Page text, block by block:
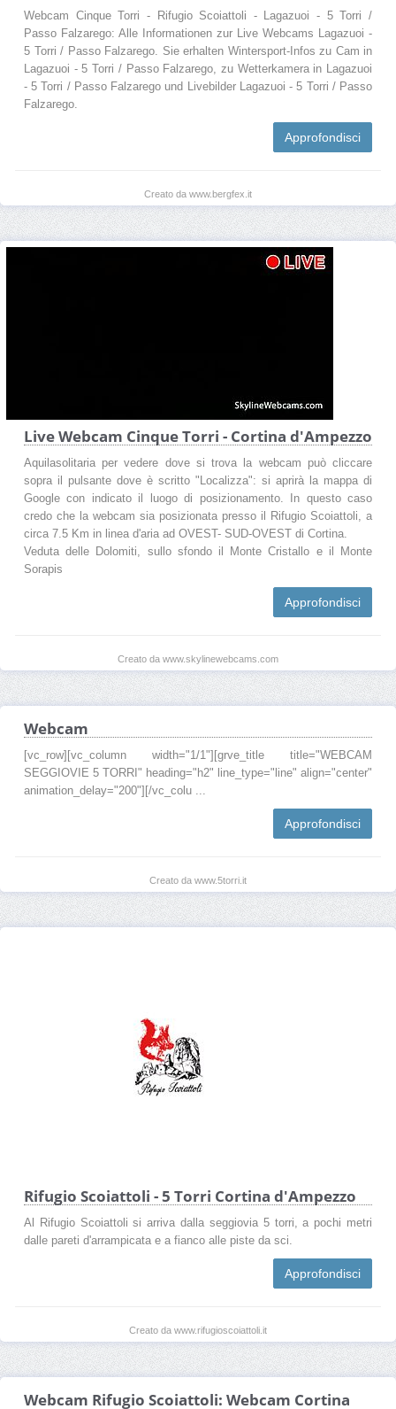
Webcam Cinque Torri - Rifugio Scoiattoli - Lagazuoi - 5 Torri /
Passo Falzarego: Alle Informationen zur Live Webcams Lagazuoi -
5 Torri / Passo Falzarego. Sie erhalten Wintersport-Infos zu Cam in
Lagazuoi - 5 Torri / Passo Falzarego, zu Wetterkamera in Lagazuoi
- 5 Torri / Passo Falzarego und Livebilder Lagazuoi - 5 Torri / Passo
Falzarego.
Approfondisci
Creato da www.bergfex.it
Live Webcam Cinque Torri - Cortina d'Ampezzo
Aquilasolitaria per vedere dove si trova la webcam può cliccare
sopra il pulsante dove è scritto "Localizza": si aprirà la mappa di
Google con indicato il luogo di posizionamento. In questo caso
credo che la webcam sia posizionata presso il Rifugio Scoiattoli, a
circa 7.5 Km in linea d'aria ad OVEST- SUD-OVEST di Cortina.
Veduta delle Dolomiti, sullo sfondo il Monte Cristallo e il Monte
Sorapis
Approfondisci
Creato da www.skylinewebcams.com
Webcam
[vc_row][vc_column width="1/1"][grve_title title="WEBCAM
SEGGIOVIE 5 TORRI" heading="h2" line_type="line" align="center"
animation_delay="200"][/vc_colu ...
Approfondisci
Creato da www.5torri.it
Rifugio Scoiattoli - 5 Torri Cortina d'Ampezzo
Al Rifugio Scoiattoli si arriva dalla seggiovia 5 torri, a pochi metri
dalle pareti d'arrampicata e a fianco alle piste da sci.
Approfondisci
Creato da www.rifugioscoiattoli.it
Webcam Rifugio Scoiattoli: Webcam Cortina